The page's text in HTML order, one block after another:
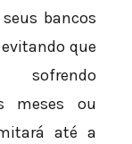
bancos
que
meses ou
até a